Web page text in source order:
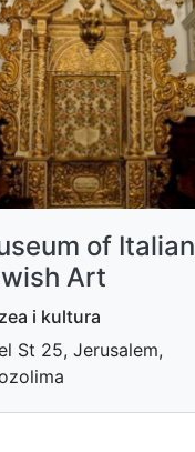
of Italian
Art
i kultura
St 25, Jerusalem,